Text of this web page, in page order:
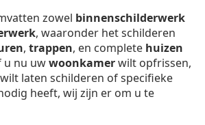
zowel binnenschilderwerk
, waaronder het schilderen
, trappen, en complete huizen
u nu uwwoonkamerwilt opfrissen,
laten schilderen of specifieke
heeft, wij zijn er om u te